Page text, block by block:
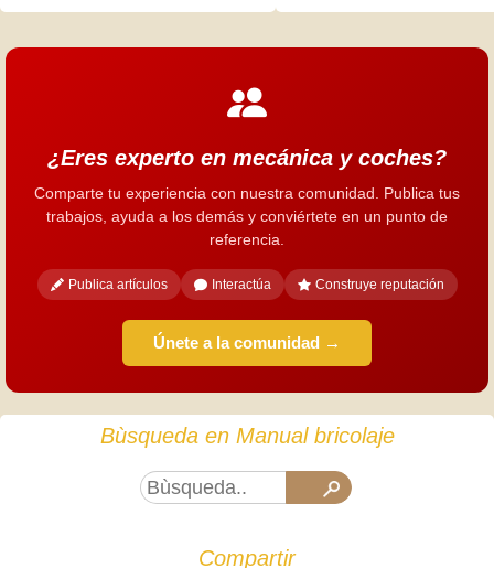
¿Eres experto en mecánica y coches?
Comparte tu experiencia con nuestra comunidad. Publica tus
trabajos, ayuda a los demás y conviértete en un punto de
referencia.
Publica artículos Interactúa Construye reputación
Únete a la comunidad →
Bùsqueda en Manual bricolaje
Compartir